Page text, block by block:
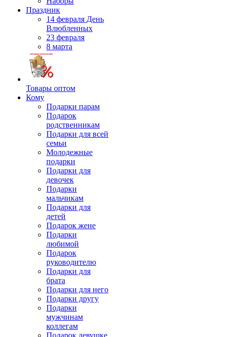
Праздник
14 февраля День
Влюбленных
23 февраля
8 марта
Товары оптом
Кому
Подарки парам
Подарок
родственникам
Подарки для всей
семьи
Молодежные
подарки
Подарки для
девочек
Подарки
мальчикам
Подарки для
детей
Подарок жене
Подарки
любимой
Подарок
руководителю
Подарки для
брата
Подарки для него
Подарки другу
Подарки
мужчинам
коллегам
Подарок девушке